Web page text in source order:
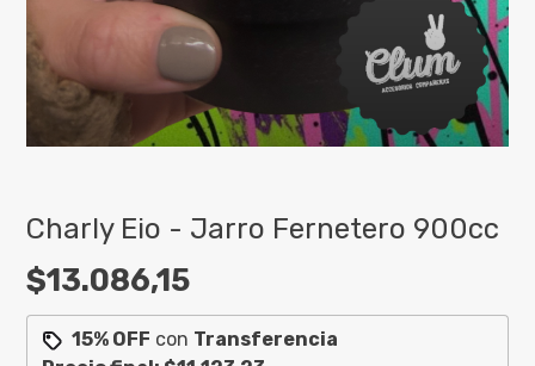
Charly Eio - Jarro Fernetero 900cc
$13.086,15
15% OFF con Transferencia